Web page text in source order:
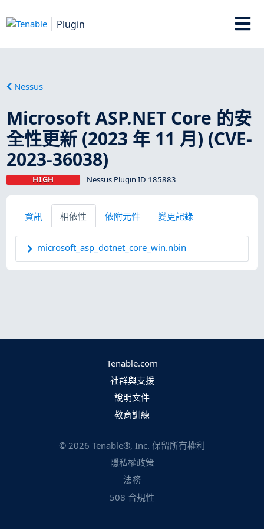
Plugin
Nessus
Microsoft ASP.NET Core 的安
全性更新 (2023 年 11 月) (CVE-
2023-36038)
HIGH Nessus Plugin ID 185883
資訊 相依性 依附元件 變更記錄
microsoft_asp_dotnet_core_win.nbin
Tenable.com
社群與支援
說明文件
教育訓練
© 2026 Tenable®, Inc. 保留所有權利
隱私權政策
法務
508 合規性